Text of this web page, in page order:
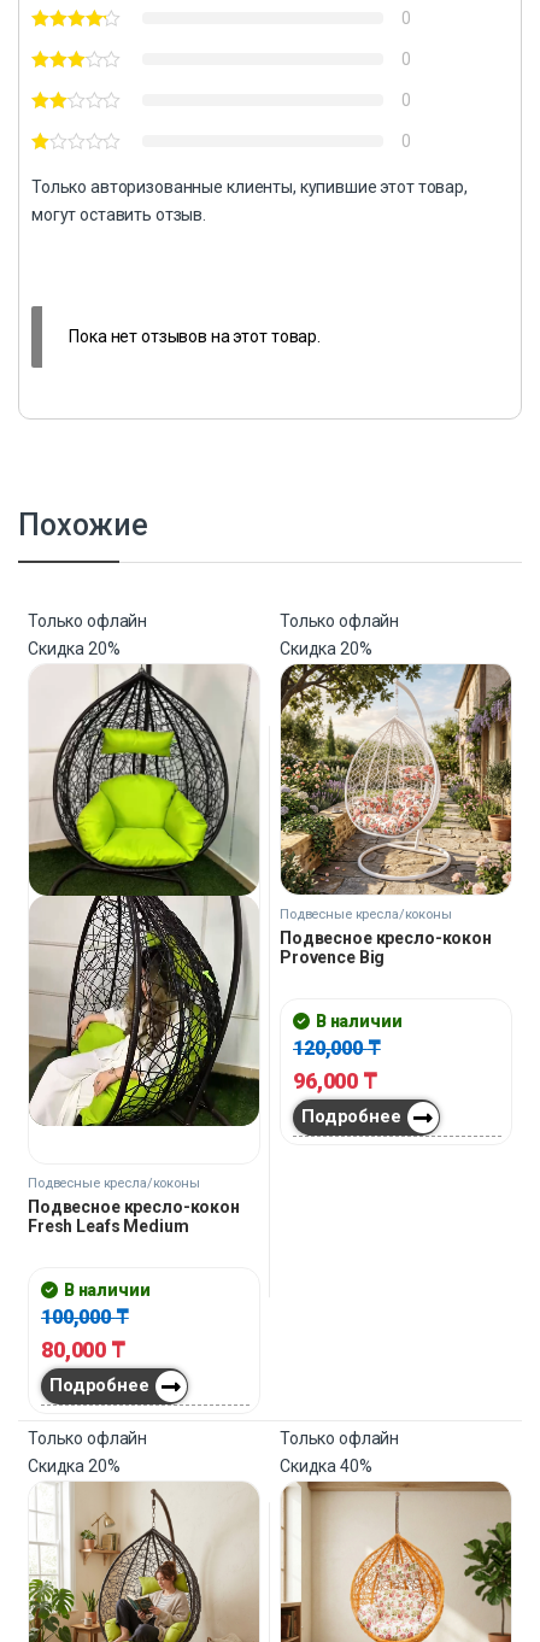
0
0
0
0
Только авторизованные клиенты, купившие этот товар,
могут оставить отзыв.
Пока нет отзывов на этот товар.
Похожие
Только офлайн
Скидка 20%
Подвесные кресла/коконы
Подвесное кресло-кокон
Fresh Leafs Medium
В наличии
100,000₸
80,000 ₸
Подробнее
Только офлайн
Скидка 20%
Подвесные кресла/коконы
Подвесное кресло-кокон
Provence Big
В наличии
120,000₸
96,000 ₸
Подробнее
Только офлайн
Скидка 20%
Только офлайн
Скидка40%